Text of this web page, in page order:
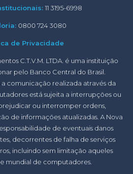
11 3195-6998
0800 724 3080
de Privacidade
C.T.V.M. LTDA. é uma instituição
pelo Banco Central do Brasil.
comunicação realizada através da
está sujeita a interrupções ou
ou interromper ordens,
de informações atualizadas. A Nova
de eventuais danos
decorrentes de falha de serviços
incluindo sem limitação aqueles
mundial de computadores.